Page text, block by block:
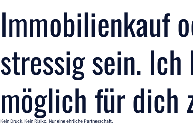
Immobilienkauf
stressig sein.
möglich für dich
Kein Druck. Kein Risiko. Nur eine ehrliche Partnerschaft.